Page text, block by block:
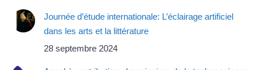
Journée d’étude internationale: L’éclairage artificiel
dans les arts et la littérature
28 septembre 2024